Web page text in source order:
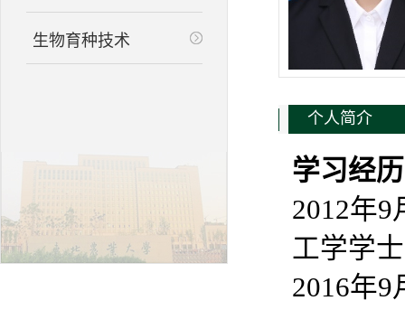
生物育种技术
个人简介
学习经
2012年
工学学
2016年